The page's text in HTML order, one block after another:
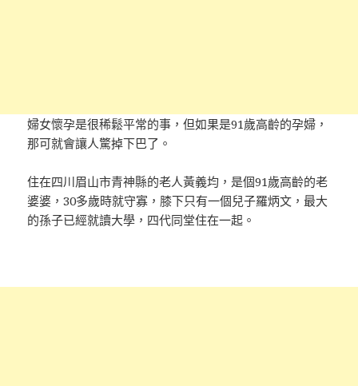
婦女懷孕是很稀鬆平常的事，但如果是91歲高齡的孕婦，
那可就會讓人驚掉下巴了。
住在四川眉山市青神縣的老人黃義均，是個91歲高齡的老
婆婆，30多歲時就守寡，膝下只有一個兒子羅炳文，最大
的孫子已經就讀大學，四代同堂住在一起。